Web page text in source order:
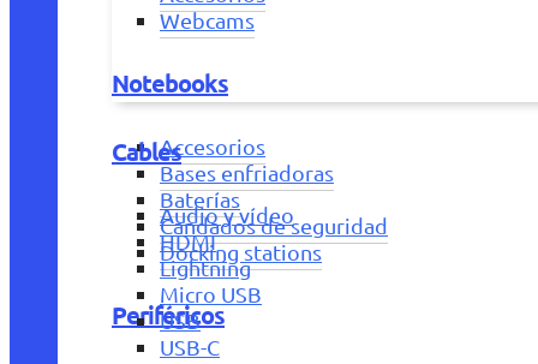
Webcams
Notebooks
Accesorios
Bases enfriadoras
Baterías
Candados de seguridad
Docking stations
Periféricos
Cables
Audio y vídeo
HDMI
Lightning
Micro USB
USB
USB-C